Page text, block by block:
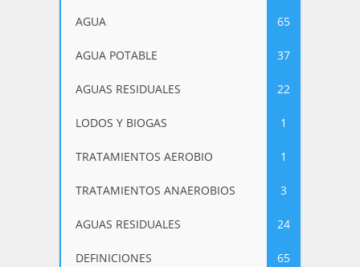
AGUA 65
AGUA POTABLE 37
AGUAS RESIDUALES 22
LODOS Y BIOGAS 1
TRATAMIENTOS AEROBIO 1
TRATAMIENTOS ANAEROBIOS 3
AGUAS RESIDUALES 24
DEFINICIONES 65